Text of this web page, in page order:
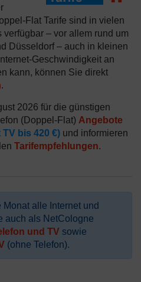
Flat Tarife sind in vielen
– vor allem rund um
Düsseldorf – auch in kleinen
Geschwindigkeit an
kann, können Sie direkt
.
2026 für die günstigen
(Doppel-Flat) Angebote
TV bis 420 €) und informieren
Tarifempfehlungen.
alle Internet und
auch als NetCologne
und TV sowie
(ohne Telefon).